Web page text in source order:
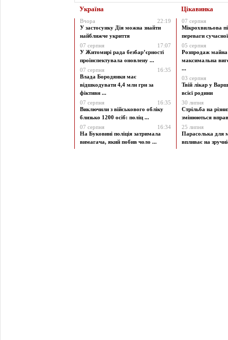
Україна Цікавинка
Вчора
22:19
У застосунку Дія можна знайти
найближче укриття
07 серпня
17:07
У Житомирі рада безбар’єрності
проінспектувала оновлену ...
07 серпня
16:35
Влада Бородянки має
відшкодувати 4,4 млн грн за
фіктивн ...
07 серпня
16:35
Виключили з військового обліку
близько 1200 осіб: поліц ...
07 серпня
16:34
На Буковині поліція затримала
вимагача, який побив чоло ...
07 серпня
Мікрохвильова
переваги
05 серпня
Розпродаж майна
максимальна
...
03 серпня
Твій лікар у
всієї родини
30 липня
Стрільба на
змінюються
25 липня
Парасолька для
впливає на